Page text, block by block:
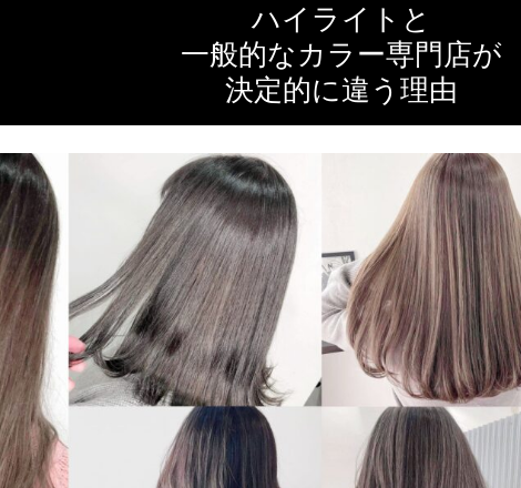
ハイライトと
一般的なカラー専門店が
決定的に違う理由